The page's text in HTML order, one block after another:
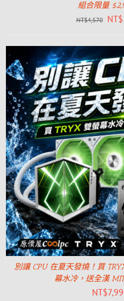
組合限量
NT$4,570 NT$
別讓 CPU 在夏天發燒！買
幕水冷，送全漢
NT$